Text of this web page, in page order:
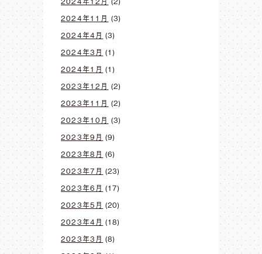
2024年11月 (3)
2024年4月 (3)
2024年3月 (1)
2024年1月 (1)
2023年12月 (2)
2023年11月 (2)
2023年10月 (3)
2023年9月 (9)
2023年8月 (6)
2023年7月 (23)
2023年6月 (17)
2023年5月 (20)
2023年4月 (18)
2023年3月 (8)